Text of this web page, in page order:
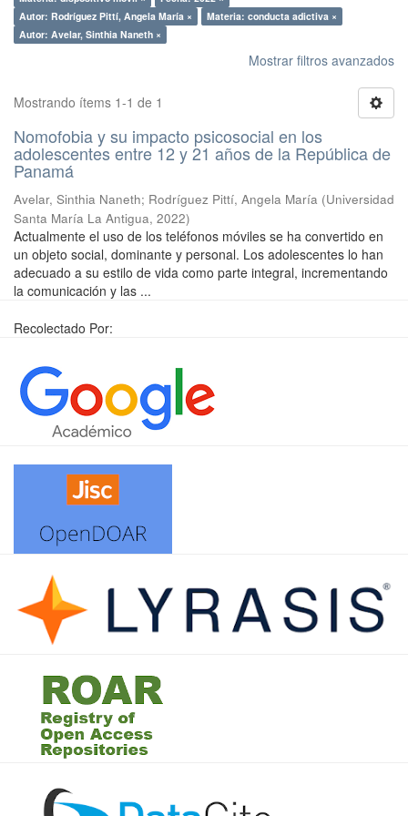
Autor: Rodríguez Pittí, Angela María ×
Materia: conducta adictiva ×
Autor: Avelar, Sinthia Naneth ×
Mostrar filtros avanzados
Mostrando ítems 1-1 de 1
Nomofobia y su impacto psicosocial en los
adolescentes entre 12 y 21 años de la República de
Panamá
Avelar, Sinthia Naneth; Rodríguez Pittí, Angela María (Universidad
Santa María La Antigua, 2022)
Actualmente el uso de los teléfonos móviles se ha convertido en
un objeto social, dominante y personal. Los adolescentes lo han
adecuado a su estilo de vida como parte integral, incrementando
la comunicación y las ...
Recolectado Por: